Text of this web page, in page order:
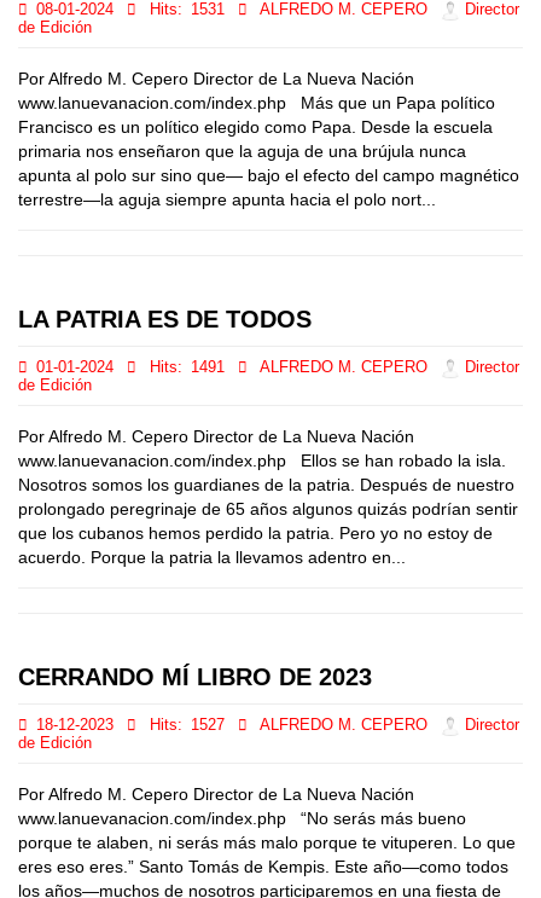
08-01-2024 Hits: 1531 ALFREDO M. CEPERO
Director
de Edición
Por Alfredo M. Cepero Director de La Nueva Nación
www.lanuevanacion.com/index.php Más que un Papa político
Francisco es un político elegido como Papa. Desde la escuela
primaria nos enseñaron que la aguja de una brújula nunca
apunta al polo sur sino que— bajo el efecto del campo magnético
terrestre—la aguja siempre apunta hacia el polo nort...
LA PATRIA ES DE TODOS
01-01-2024 Hits: 1491 ALFREDO M. CEPERO
Director
de Edición
Por Alfredo M. Cepero Director de La Nueva Nación
www.lanuevanacion.com/index.php Ellos se han robado la isla.
Nosotros somos los guardianes de la patria. Después de nuestro
prolongado peregrinaje de 65 años algunos quizás podrían sentir
que los cubanos hemos perdido la patria. Pero yo no estoy de
acuerdo. Porque la patria la llevamos adentro en...
CERRANDO MÍ LIBRO DE 2023
18-12-2023 Hits: 1527 ALFREDO M. CEPERO
Director
de Edición
Por Alfredo M. Cepero Director de La Nueva Nación
www.lanuevanacion.com/index.php “No serás más bueno
porque te alaben, ni serás más malo porque te vituperen. Lo que
eres eso eres.” Santo Tomás de Kempis. Este año—como todos
los años—muchos de nosotros participaremos en una fiesta de